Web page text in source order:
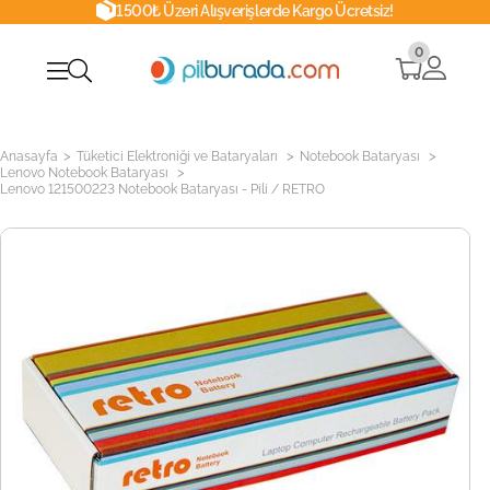
1500₺ Üzeri Alışverişlerde Kargo Ücretsiz!
0
Anasayfa > Tüketici Elektroniği ve Bataryaları > Notebook Bataryası >
Lenovo Notebook Bataryası >
Lenovo 121500223 Notebook Bataryası - Pili / RETRO